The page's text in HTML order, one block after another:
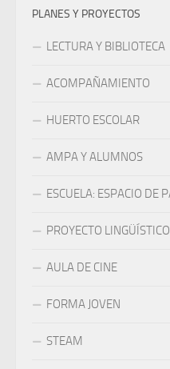
PLANES Y PROYECTOS
LECTURA Y BIBLIOTECA
ACOMPAÑAMIENTO
HUERTO ESCOLAR
AMPA Y ALUMNOS
ESCUELA: ESPACIO DE
PROYECTO
AULA DE CINE
FORMA JOVEN
STEAM